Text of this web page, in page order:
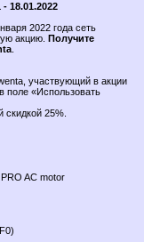
18.01.2022
2022 года сеть
акцию. Получите
участвующий в акции
поле «Использовать
скидкой 25%.
AC motor